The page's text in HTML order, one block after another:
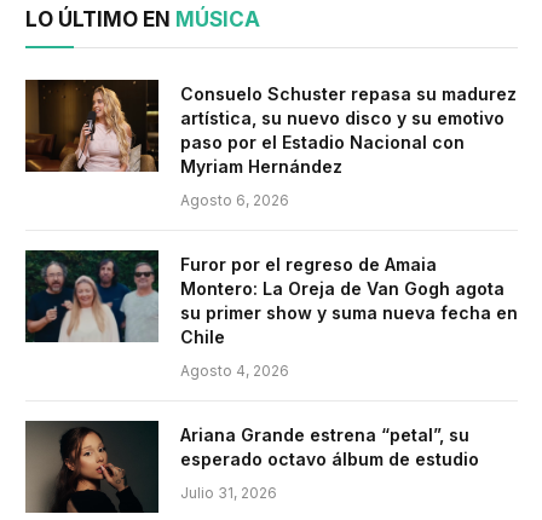
LO ÚLTIMO EN MÚSICA
Consuelo Schuster repasa su madurez
artística, su nuevo disco y su emotivo
paso por el Estadio Nacional con
Myriam Hernández
Agosto 6, 2026
Furor por el regreso de Amaia
Montero: La Oreja de Van Gogh agota
su primer show y suma nueva fecha en
Chile
Agosto 4, 2026
Ariana Grande estrena “petal”, su
esperado octavo álbum de estudio
Julio 31, 2026